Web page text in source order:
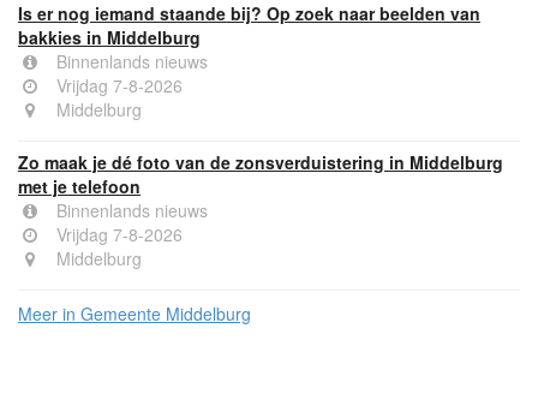
Is er nog iemand staande bij? Op zoek naar beelden van
bakkies in Middelburg
Binnenlands nieuws
Vrijdag 7-8-2026
Middelburg
Zo maak je dé foto van de zonsverduistering in Middelburg
met je telefoon
Binnenlands nieuws
Vrijdag 7-8-2026
Middelburg
Meer in Gemeente Middelburg